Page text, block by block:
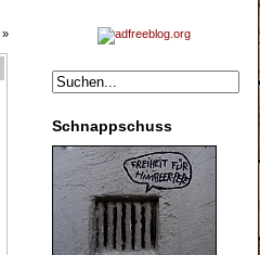
Schnappschuss
»